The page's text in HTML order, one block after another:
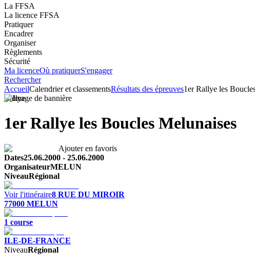
La FFSA
La licence FFSA
Pratiquer
Encadrer
Organiser
Règlements
Sécurité
Ma licenceOù pratiquerS'engager
Rechercher
AccueilCalendrier et classementsRésultats des épreuves1er Rallye les
Rallye
1er Rallye les Boucles Melunaises
Ajouter en favoris
Dates25.06.2000 - 25.06.2000
OrganisateurMELUN
NiveauRégional
Voir l'itinéraire8 RUE DU MIROIR
77000 MELUN
1 course
ILE-DE-FRANCE
NiveauRégional